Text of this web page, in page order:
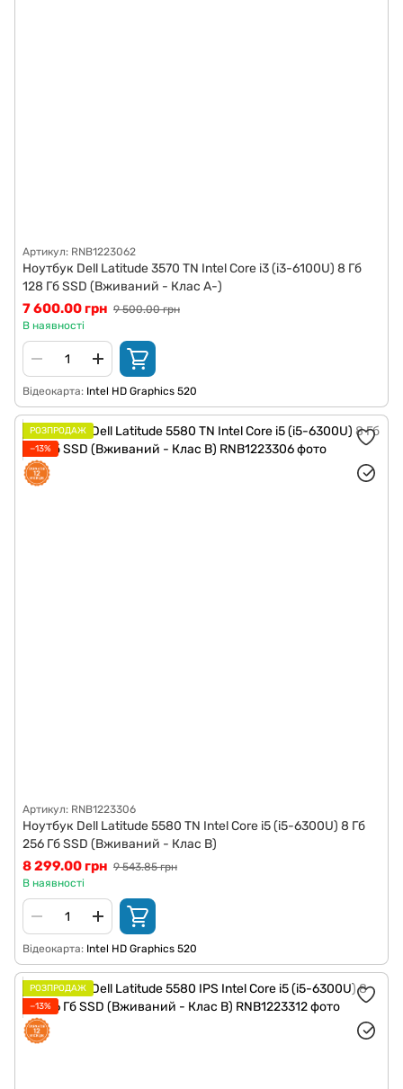
Артикул: RNB1223062
Ноутбук Dell Latitude 3570 TN Intel Core i3 (i3-6100U) 8 Гб
128 Гб SSD (Вживаний - Клас A-)
7 600.00 грн 9 500.00 грн
В наявності
Відеокарта Intel HD Graphics 520
РОЗПРОДАЖ
−13%
Артикул: RNB1223306
Ноутбук Dell Latitude 5580 TN Intel Core i5 (i5-6300U) 8 Гб
256 Гб SSD (Вживаний - Клас B)
8 299.00 грн 9 543.85 грн
В наявності
Відеокарта Intel HD Graphics 520
РОЗПРОДАЖ
−13%